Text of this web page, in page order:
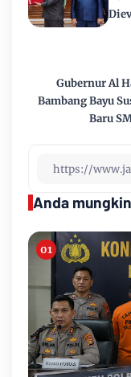
Gubernur Al
Bambang Bayu
Baru
Anda